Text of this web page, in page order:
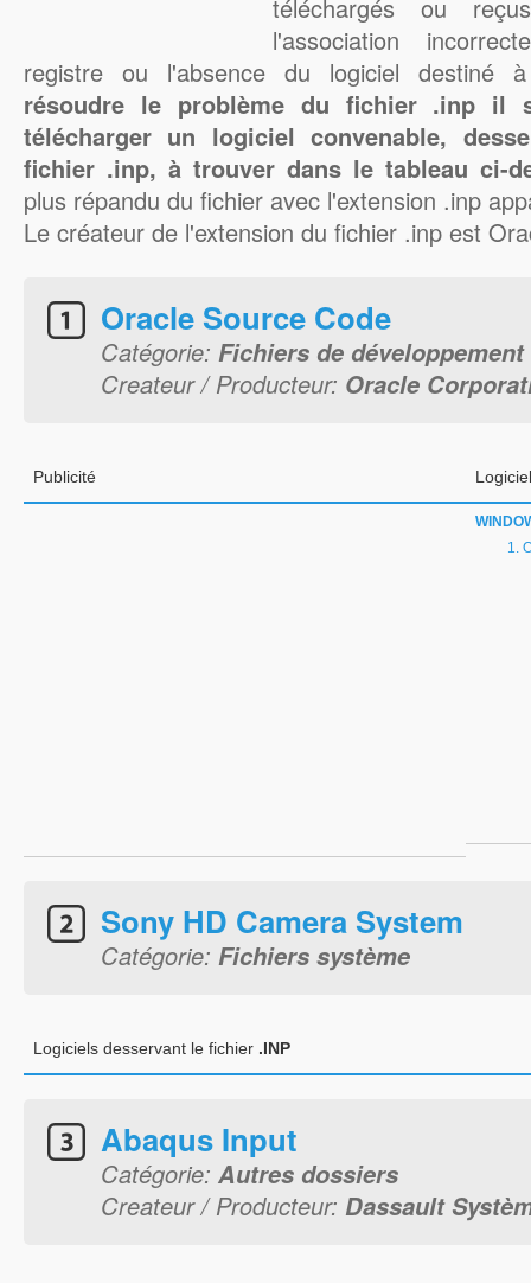
téléchargés ou
l'association
registre ou l'absence du logiciel destiné
résoudre le problème du fichier .inp il
télécharger un logiciel convenable,
fichier .inp, à trouver dans le tableau ci-
plus répandu du fichier avec l'extension .inp
Le créateur de l'extension du fichier .inp est
Oracle Source Code
Catégorie: Fichiers de développement
Createur / Producteur: Oracle
Publicité
Sony HD Camera System
Catégorie: Fichiers système
Logiciels desservant le fichier .INP
Abaqus Input
Catégorie: Autres dossiers
Createur / Producteur: Dassault